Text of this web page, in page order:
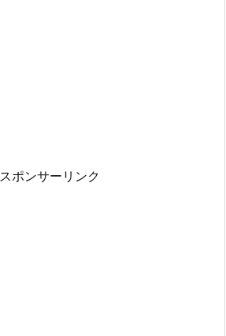
スポンサーリンク